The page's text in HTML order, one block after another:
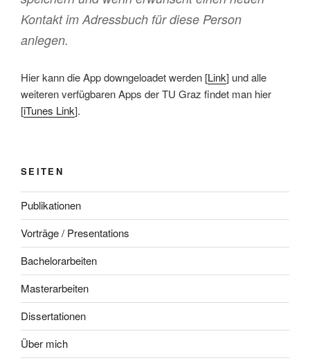
Kontakt im Adressbuch für diese Person
anlegen.
Hier kann die App downgeloadet werden [Link] und alle
weiteren verfügbaren Apps der TU Graz findet man hier
[iTunes Link].
SEITEN
Publikationen
Vorträge / Presentations
Bachelorarbeiten
Masterarbeiten
Dissertationen
Über mich